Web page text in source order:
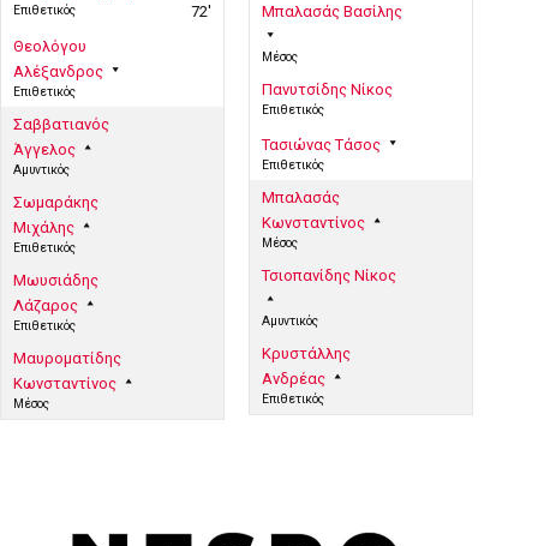
Επιθετικός
72'
Θεολόγου
Αλέξανδρος
Επιθετικός
Σαββατιανός
Άγγελος
Αμυντικός
Σωμαράκης
Μιχάλης
Επιθετικός
Μωυσιάδης
Λάζαρος
Επιθετικός
Μαυροματίδης
Κωνσταντίνος
Μέσος
Μπαλασάς Βασίλης
Μέσος
Πανυτσίδης Νίκος
Επιθετικός
Τασιώνας Τάσος
Επιθετικός
Μπαλασάς
Κωνσταντίνος
Μέσος
Τσιοπανίδης Νίκος
Αμυντικός
Κρυστάλλης
Ανδρέας
Επιθετικός